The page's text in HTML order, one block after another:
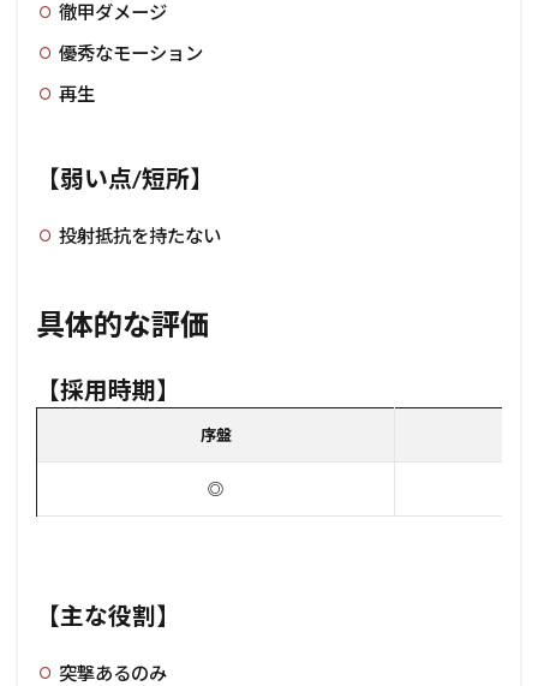
徹甲ダメージ
優秀なモーション
再生
【弱い点/短所】
投射抵抗を持たない
具体的な評価
【採用時期】
序盤
◎
【主な役割】
突撃あるのみ